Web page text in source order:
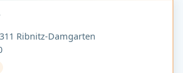
Ribnitz-Damgarten